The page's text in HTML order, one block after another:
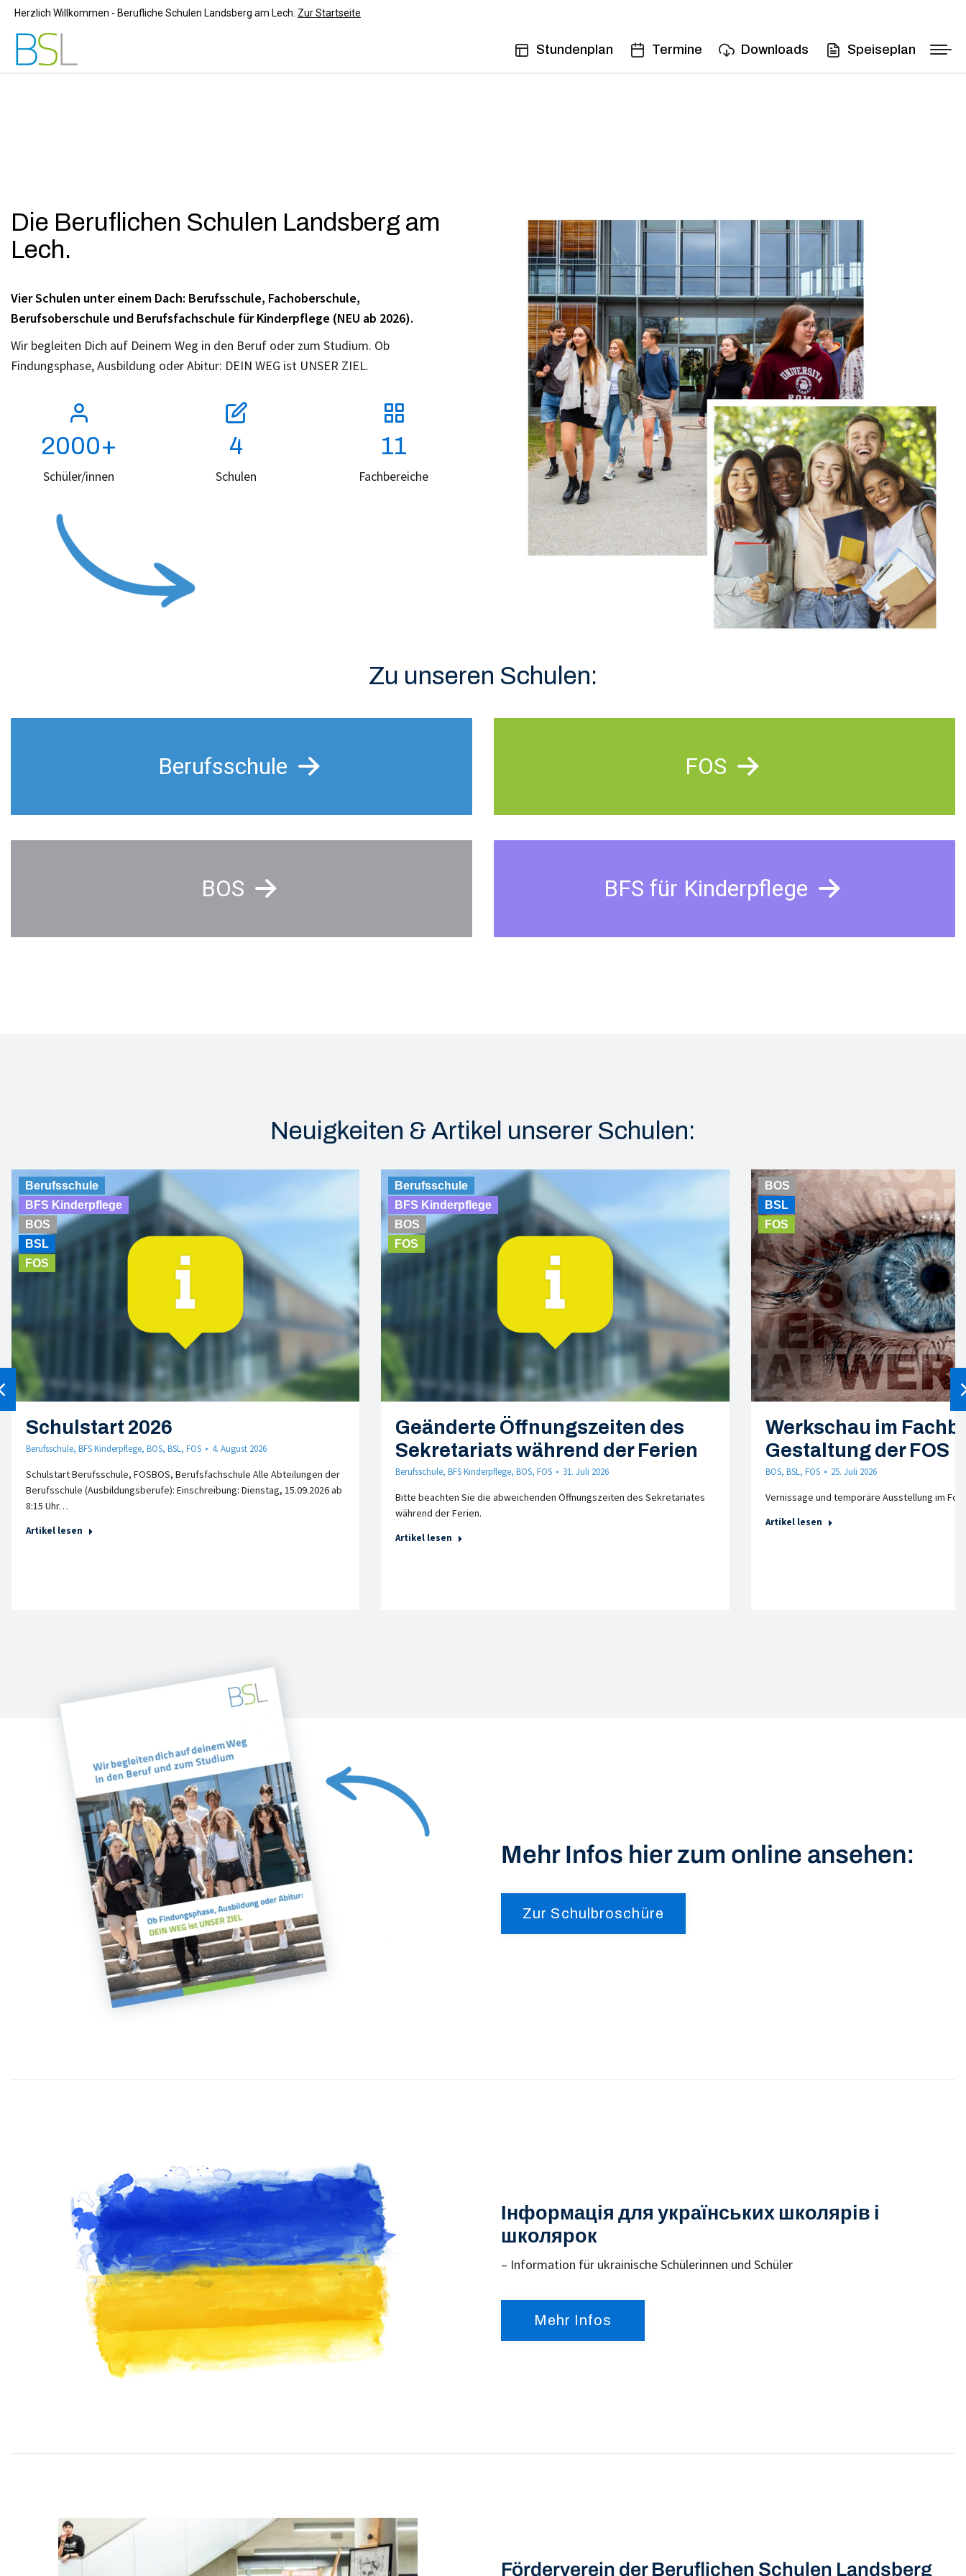
Herzlich Willkommen - Berufliche Schulen Landsberg am Lech. Zur Startseite
Stundenplan Termine Downloads Speiseplan
Die Beruflichen Schulen Landsberg am
Lech.
Vier Schulen unter einem Dach: Berufsschule, Fachoberschule,
Berufsoberschule und Berufsfachschule für Kinderpflege (NEU ab 2026).
Wir begleiten Dich auf Deinem Weg in den Beruf oder zum Studium. Ob
Findungsphase, Ausbildung oder Abitur: DEIN WEG ist UNSER ZIEL.
2000+
Schüler/innen
4
Schulen
11
Fachbereiche
Zu unseren Schulen:
Berufsschule FOS
BOS BFS für Kinderpflege
Neuigkeiten & Artikel unserer Schulen:
Berufsschule
BFS Kinderpflege
BOS
BSL
FOS
Schulstart 2026
Berufsschule, BFS Kinderpflege, BOS, BSL, FOS 4. August 2026
Schulstart Berufsschule, FOSBOS, Berufsfachschule Alle Abteilungen der
Berufsschule (Ausbildungsberufe): Einschreibung: Dienstag, 15.09.2026 ab
8:15 Uhr…
Artikel lesen
Berufsschule
BFS Kinderpflege
BOS
FOS
Geänderte Öffnungszeiten des
Sekretariats während der Ferien
Berufsschule,BFS Kinderpflege,BOS,FOS 31. Juli 2026
Bitte beachten Sie die abweichenden Öffnungszeiten des Sekretariates
während der Ferien.
Artikel lesen
BOS
BSL
FOS
Werkschau im
Gestaltung der FOS
BOS, BSL, FOS 25. Juli 2026
Vernissage und temporäre Ausstellung im
Artikel lesen
Mehr Infos hier zum online ansehen:
Zur Schulbroschüre
Інформація для українських школярів і
школярок
– Information für ukrainische Schülerinnen und Schüler
Mehr Infos
Förderverein der Beruflichen Schulen Landsberg